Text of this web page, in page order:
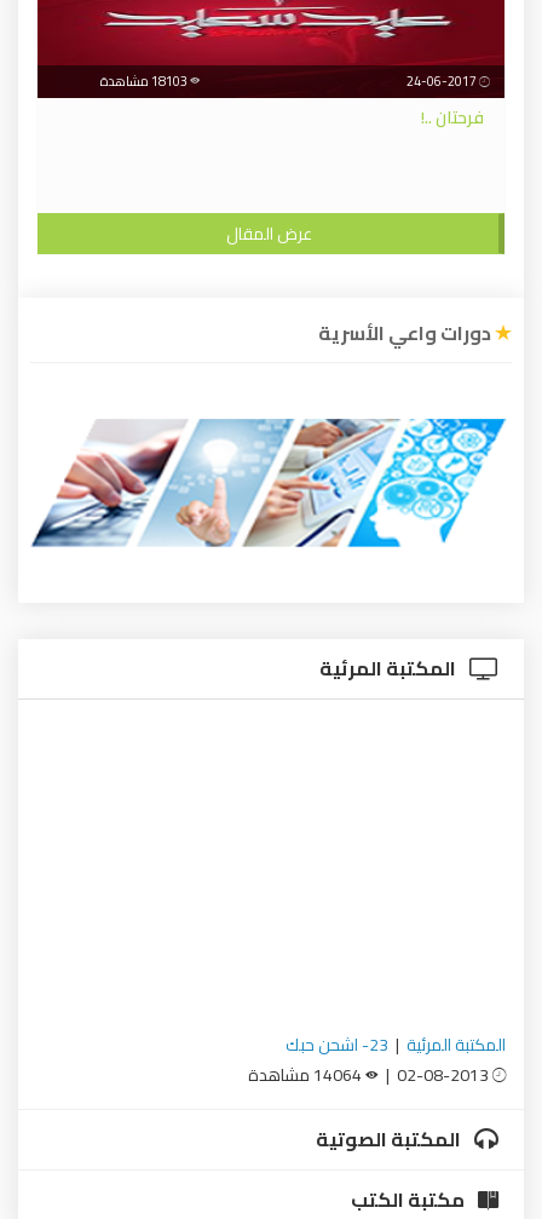
فرحتان ..!
عرض المقال
دورات واعي الأسرية
المكتبة المرئية
المكتبة المرئية | 23- اشحن حبك
المكتبة الصوتية
مكتبة الكتب